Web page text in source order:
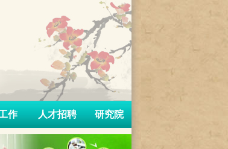
作 人才招聘 研究院